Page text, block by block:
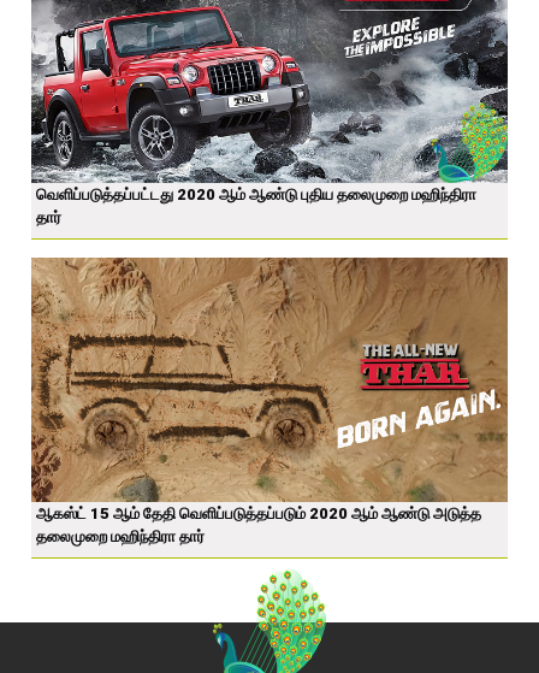
வெளிப்படுத்தப்பட்டது 2020 ஆம் ஆண்டு புதிய தலைமுறை மஹிந்திரா
தார்
ஆகஸ்ட் 15 ஆம் தேதி வெளிப்படுத்தப்படும் 2020 ஆம் ஆண்டு அடுத்த
தலைமுறை மஹிந்திரா தார்